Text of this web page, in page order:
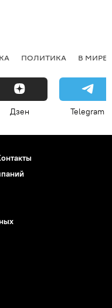
ПОЛИТИКА В МИРЕ
Дзен Telegram